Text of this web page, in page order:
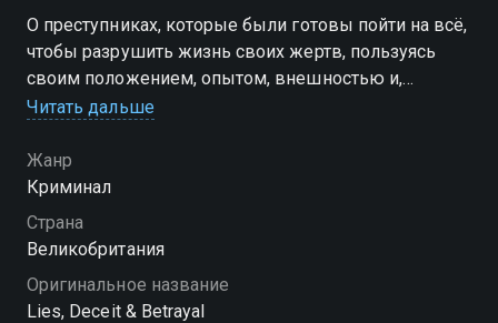
О преступниках, которые были готовы пойти на всё,
чтобы разрушить жизнь своих жертв, пользуясь
своим положением, опытом, внешностью и,
конечно же, способностью играть на чувствах
Читать дальше
Жанр
Криминал
Страна
Великобритания
Оригинальное название
Lies, Deceit & Betrayal